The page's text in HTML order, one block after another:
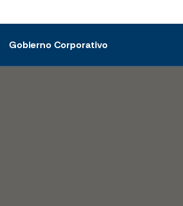
Gobierno Corporativo